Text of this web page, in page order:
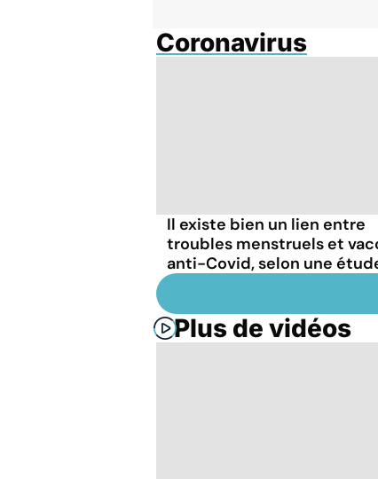
Coronavirus
Il existe bien un lien entre
troubles menstruels et
anti-Covid, selon une
Plus de vidéos